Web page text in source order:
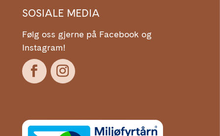
SOSIALE MEDIA
Følg oss gjerne på Facebook og
Instagram!